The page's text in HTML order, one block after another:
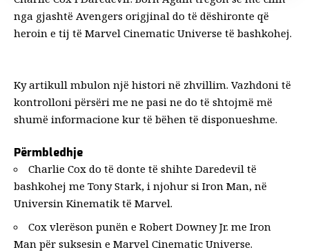
nga gjashtë Avengers origjinal do të dëshironte që
heroin e tij të Marvel Cinematic Universe të bashkohej.
Ky artikull mbulon një histori në zhvillim. Vazhdoni të
kontrolloni përsëri me ne pasi ne do të shtojmë më
shumë informacione kur të bëhen të disponueshme.
Përmbledhje
Charlie Cox do të donte të shihte Daredevil të
bashkohej me Tony Stark, i njohur si Iron Man, në
Universin Kinematik të Marvel.
Cox vlerëson punën e Robert Downey Jr. me Iron
Man për suksesin e Marvel Cinematic Universe.